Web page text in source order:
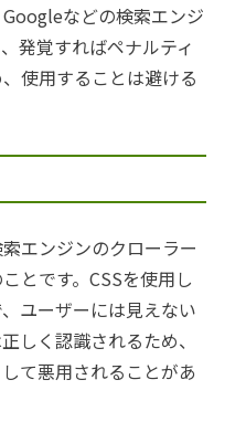
などの検索エンジ
発覚すればペナルティ
使用することは避ける
エンジンのクローラー
とです。CSSを使用し
ユーザーには見えない
しく認識されるため、
て悪用されることがあ